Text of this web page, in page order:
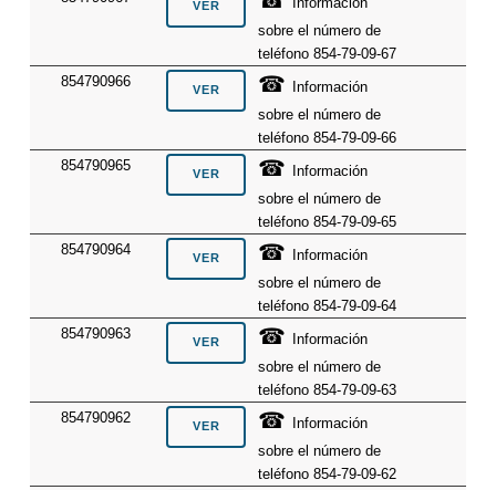
sobre el número de
teléfono 854-79-09-67
854790966
☎
Información
sobre el número de
teléfono 854-79-09-66
854790965
☎
Información
sobre el número de
teléfono 854-79-09-65
854790964
☎
Información
sobre el número de
teléfono 854-79-09-64
854790963
☎
Información
sobre el número de
teléfono 854-79-09-63
854790962
☎
Información
sobre el número de
teléfono 854-79-09-62